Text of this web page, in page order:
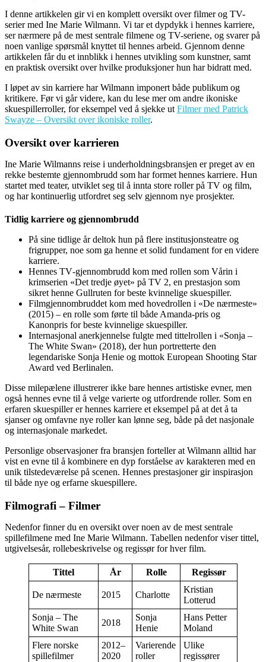
I denne artikkelen gir vi en komplett oversikt over filmer og TV-
serier med Ine Marie Wilmann. Vi tar et dypdykk i hennes karriere,
ser nærmere på de mest sentrale filmene og TV-seriene, og svarer på
noen vanlige spørsmål knyttet til hennes arbeid. Gjennom denne
artikkelen får du et innblikk i hennes utvikling som kunstner, samt
en praktisk oversikt over hvilke produksjoner hun har bidratt med.
I løpet av sin karriere har Wilmann imponert både publikum og
kritikere. Før vi går videre, kan du lese mer om andre ikoniske
skuespillerroller, for eksempel ved å sjekke utFilmer med Patrick
Swayze – Oversikt over ikoniske roller.
Oversikt over karrieren
Ine Marie Wilmanns reise i underholdningsbransjen er preget av en
rekke bestemte gjennombrudd som har formet hennes karriere. Hun
startet med teater, utviklet seg til å innta store roller på TV og film,
og har kontinuerlig utfordret seg selv gjennom nye prosjekter.
Tidlig karriere og gjennombrudd
På sine tidlige år deltok hun på flere institusjonsteatre og
frigrupper, noe som ga henne et solid fundament for en videre
karriere.
Hennes TV‑gjennombrudd kom med rollen som Vårin i
krimserien «Det tredje øyet» på TV 2, en prestasjon som
sikret henne Gullruten for beste kvinnelige skuespiller.
Filmgjennombruddet kom med hovedrollen i «De nærmeste»
(2015) – en rolle som førte til både Amanda‑pris og
Kanonpris for beste kvinnelige skuespiller.
Internasjonal anerkjennelse fulgte med tittelrollen i «Sonja –
The White Swan» (2018), der hun portretterte den
legendariske Sonja Henie og mottok European Shooting Star
Award ved Berlinalen.
Disse milepælene illustrerer ikke bare hennes artistiske evner, men
også hennes evne til å velge varierte og utfordrende roller. Som en
erfaren skuespiller er hennes karriere et eksempel på at det å ta
sjanser og omfavne nye roller kan lønne seg, både på det nasjonale
og internasjonale markedet.
Personlige observasjoner fra bransjen forteller at Wilmann alltid har
vist en evne til å kombinere en dyp forståelse av karakteren med en
unik tilstedeværelse på scenen. Hennes prestasjoner gir inspirasjon
til både nye og erfarne skuespillere.
Filmografi – Filmer
Nedenfor finner du en oversikt over noen av de mest sentrale
spillefilmene med Ine Marie Wilmann. Tabellen nedenfor viser tittel,
utgivelsesår, rollebeskrivelse og regissør for hver film.
Tittel År Rolle Regissør
De nærmeste 2015 Charlotte
Kristian
Lotterud
Sonja – The
White Swan
2018
Sonja
Henie
Hans Petter
Moland
Flere norske
spillefilmer
2012–
2020
Varierende
roller
Ulike
regissører